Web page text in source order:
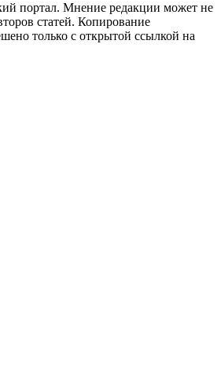
портал. Мнение редакции может не
статей. Копирование
только с открытой ссылкой на